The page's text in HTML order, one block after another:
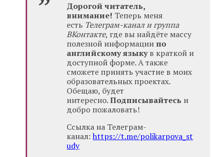
Дорогой читатель,
внимание! Теперь меня
есть Телеграм-канал и группа
ВКонтакте, где вы найдёте массу
полезной информации по
английскому языкув краткой и
доступной форме. А также
сможете принять участие в моих
образовательных проектах.
Обещаю, будет
интересно.Подписывайтесь и
добро пожаловать!
Ссылка на Телеграм-
канал:https://t.me/polikarpova_st
udy